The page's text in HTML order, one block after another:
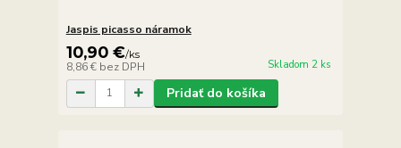
Jaspis picasso náramok
10,90 €/ks
8,86 € bez DPH Skladom 2 ks
Pridať do košíka